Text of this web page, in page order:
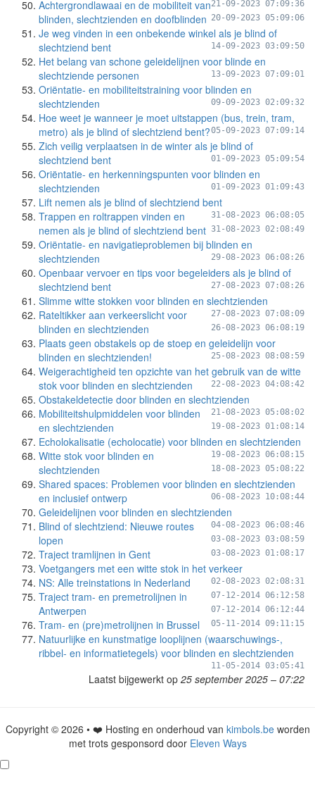
21-09-2023 07:09:36
Achtergrondlawaai en de mobiliteit van
blinden, slechtzienden en doofblinden 20-09-2023 05:09:06
Je weg vinden in een onbekende winkel als je blind of
slechtziend bent
14-09-2023 03:09:50
Het belang van schone geleidelijnen voor blinde en
slechtziende personen
13-09-2023 07:09:01
Oriëntatie- en mobiliteitstraining voor blinden en
slechtzienden
09-09-2023 02:09:32
Hoe weet je wanneer je moet uitstappen (bus, trein, tram,
metro) als je blind of slechtziend bent?05-09-2023 07:09:14
Zich veilig verplaatsen in de winter als je blind of
slechtziend bent
01-09-2023 05:09:54
Oriëntatie- en herkenningspunten voor blinden en
slechtzienden
01-09-2023 01:09:43
Lift nemen als je blind of slechtziend bent
31-08-2023 06:08:05
Trappen en roltrappen vinden en
nemen als je blind of slechtziend bent 31-08-2023 02:08:49
Oriëntatie- en navigatieproblemen bij blinden en
slechtzienden
29-08-2023 06:08:26
Openbaar vervoer en tips voor begeleiders als je blind of
slechtziend bent
27-08-2023 07:08:26
Slimme witte stokken voor blinden en slechtzienden
27-08-2023 07:08:09
Rateltikker aan verkeerslicht voor
blinden en slechtzienden
26-08-2023 06:08:19
Plaats geen obstakels op de stoep en geleidelijn voor
blinden en slechtzienden!
25-08-2023 08:08:59
Weigerachtigheid ten opzichte van het gebruik van de witte
stok voor blinden en slechtzienden
22-08-2023 04:08:42
Obstakeldetectie door blinden en slechtzienden
21-08-2023 05:08:02
Mobiliteitshulpmiddelen voor blinden
en slechtzienden
19-08-2023 01:08:14
Echolokalisatie (echolocatie) voor blinden en slechtzienden
19-08-2023 06:08:15
Witte stok voor blinden en
slechtzienden
18-08-2023 05:08:22
Shared spaces: Problemen voor blinden en slechtzienden
en inclusief ontwerp
06-08-2023 10:08:44
Geleidelijnen voor blinden en slechtzienden
04-08-2023 06:08:46
Blind of slechtziend: Nieuwe routes
lopen
03-08-2023 03:08:59
Traject tramlijnen in Gent 03-08-2023 01:08:17
Voetgangers met een witte stok in het verkeer
02-08-2023 02:08:31
NS: Alle treinstations in Nederland
07-12-2014 06:12:58
Traject tram- en premetrolijnen in
Antwerpen
07-12-2014 06:12:44
Tram- en (pre)metrolijnen in Brussel 05-11-2014 09:11:15
Natuurlijke en kunstmatige looplijnen (waarschuwings-,
ribbel- en informatietegels) voor blinden en slechtzienden
11-05-2014 03:05:41
Laatst bijgewerkt op 25 september 2025 – 07:22
Copyright © 2026 • ❤️ Hosting en onderhoud van kimbols.beworden
met trots gesponsord door Eleven Ways